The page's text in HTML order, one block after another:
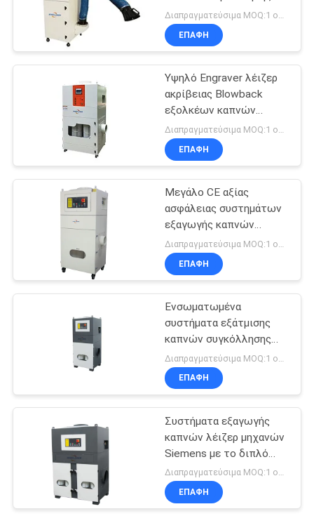
РУССКИЙ
САЙТ
SITEMAP
PRIVACY
POLICY
Φορητή μηχανή
συγκόλλησης
λέιζερ
160
Fiber Laser Σήμανση
Machine
Υπεριώδους λέιζερ
Σήμανση Machine
λέιζερ εξουσιοδότηση 1
έτους
Διαπραγματεύσιμα MOQ:1 ομάδα
ΕΠΑΦΉ
Υψηλό Engraver λέιζερ
ακρίβειας Blowback
εξολκέων καπνών
ευφυές σύστημα
ελέγχου
ΕΠΑΦΉ
Μεγάλο CE αξίας
ασφάλειας συστημάτων
εξαγωγής καπνών
λέιζερ όγκου αέρα
πιστοποιημένο
ΕΠΑΦΉ
Ενσωματωμένα
συστήματα εξάτμισης
καπνών συγκόλλησης
γραφείου, εξολκέας
καπνών κοπτών λέιζερ
ΕΠΑΦΉ
Συστήματα εξαγωγής
καπνών λέιζερ μηχανών
Siemens με το διπλό
συλλέγοντας κιβώτιο
σκόνης
Διαπραγματεύσιμα MOQ:1 ομάδα
ΕΠΑΦΉ